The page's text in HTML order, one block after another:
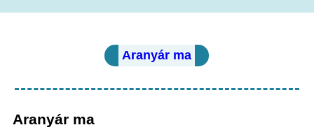
Aranyár ma
Aranyár ma